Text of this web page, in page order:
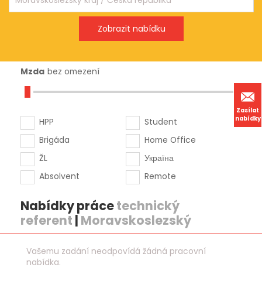
Zasílat
nabídky
Mzda bez omezení
HPP
Brigáda
ŽL
Absolvent
Student
Home Office
Україна
Remote
Nabídky prácetechnický
referent | Moravskoslezský
Vašemu zadání neodpovídá žádná pracovní
nabídka.